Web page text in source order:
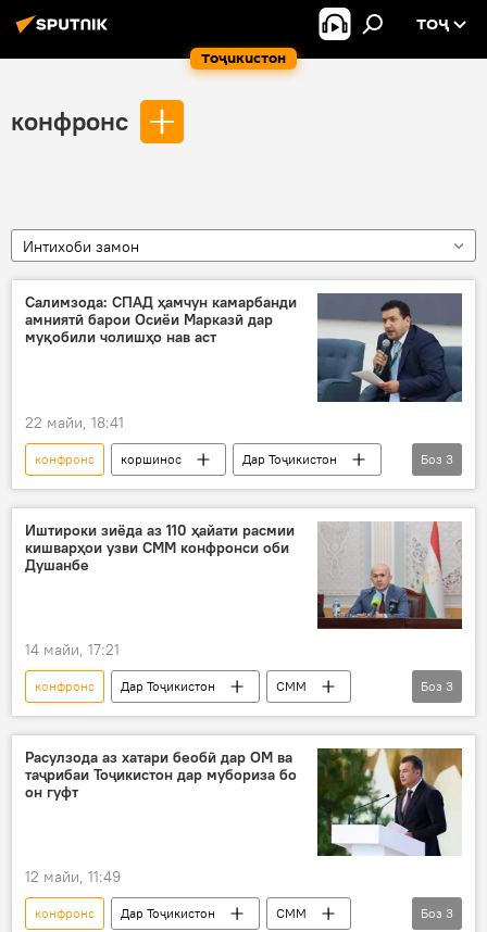
Тоҷикистон
ТОҶ
конфронс
Интихоби замон
Салимзода: СПАД ҳамчун камарбанди
амниятӣ барои Осиёи Марказӣ дар
муқобили чолишҳо нав аст
22 майи, 18:41
конфронс коршинос
Дар Тоҷикистон
СПАД
Амният ва мудофиа Сиёсат
Боз 3
Иштироки зиёда аз 110 ҳайати расмии
кишварҳои узви СММ конфронси оби
Душанбе
14 майи, 17:21
конфронс Дар Тоҷикистон
СММ
Конфронси байналмилалии "Об барои ҳаёт"
Сиёсат
Боз 3
Расулзода аз хатари беобӣ дар ОМ ва
таҷрибаи Тоҷикистон дар мубориза бо
он гуфт
12 майи, 11:49
конфронс Дар Тоҷикистон
СММ
Боз 3